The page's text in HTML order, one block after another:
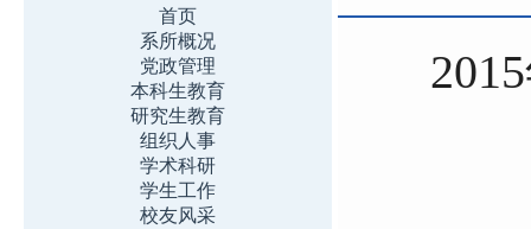
首页
系所概况
党政管理
本科生教育
研究生教育
组织人事
学术科研
学生工作
校友风采